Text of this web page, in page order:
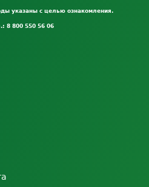
указаны с целью ознакомления.
8 800 550 56 06